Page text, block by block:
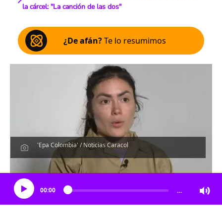
la cárcel: "La canción de las dos"
¿De afán?Te lo resumimos
'Epa Colombia' / Noticias Caracol
Escucha el artículo
00:00 …